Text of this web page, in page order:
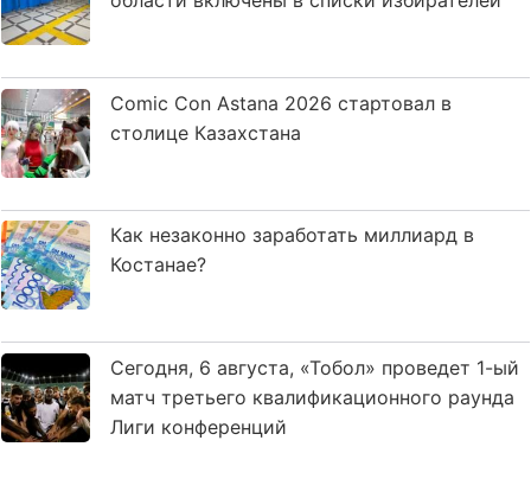
Comic Con Astana 2026 стартовал в
столице Казахстана
Как незаконно заработать миллиард в
Костанае?
Сегодня, 6 августа, «Тобол» проведет 1-ый
матч третьего квалификационного раунда
Лиги конференций